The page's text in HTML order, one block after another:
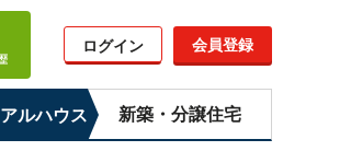
ログイン 会員登録
アルハウス 新築・分譲住宅